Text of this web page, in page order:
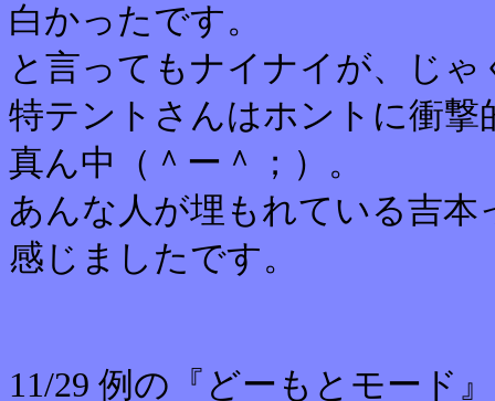
白かったです。
と言ってもナイナイが、じ
特テントさんはホントに衝
真ん中（＾ー＾；）。
あんな人が埋もれている吉
感じましたです。
11/29 例の『どーもとモード